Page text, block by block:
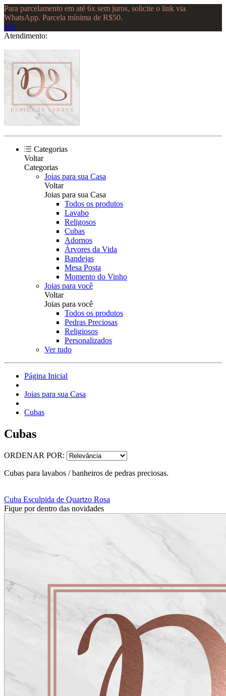
Para parcelamento em até 6x sem juros, solicite o link via
WhatsApp. Parcela mínima de R$50.
link
Atendimento:
Categorias
Voltar
Categorias
Joias para sua Casa
Voltar
Joias para sua Casa
Todos os produtos
Lavabo
Religosos
Cubas
Adornos
Árvores da Vida
Bandejas
Mesa Posta
Momento do Vinho
Joias para você
Voltar
Joias para você
Todos os produtos
Pedras Preciosas
Religiosos
Personalizados
Ver tudo
Página Inicial
Joias para sua Casa
Cubas
Cubas
ORDENAR POR:
Cubas para lavabos / banheiros de pedras preciosas.
Cuba Esculpida de Quartzo Rosa
Fique por dentro das novidades